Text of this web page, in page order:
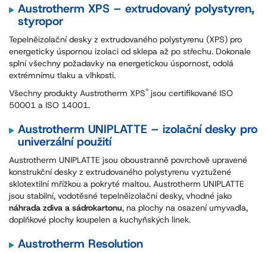
Austrotherm XPS – extrudovaný polystyren,
styropor
Tepelněizolační desky z extrudovaného polystyrenu (XPS) pro
energeticky úspornou izolaci od sklepa až po střechu. Dokonale
splní všechny požadavky na energetickou úspornost, odolá
extrémnímu tlaku a vlhkosti.
Všechny produkty Austrotherm XPS® jsou certifikované ISO
50001 a ISO 14001.
Austrotherm UNIPLATTE – izolační desky pro
univerzální použití
Austrotherm UNIPLATTE jsou oboustranně povrchově upravené
konstrukční desky z extrudovaného polystyrenu vyztužené
sklotextilní mřížkou a pokryté maltou. Austrotherm UNIPLATTE
jsou stabilní, vodotěsné tepelněizolační desky, vhodné jako
náhrada zdiva a sádrokartonu, na plochy na osazení umyvadla,
doplňkové plochy koupelen a kuchyňských linek.
Austrotherm Resolution